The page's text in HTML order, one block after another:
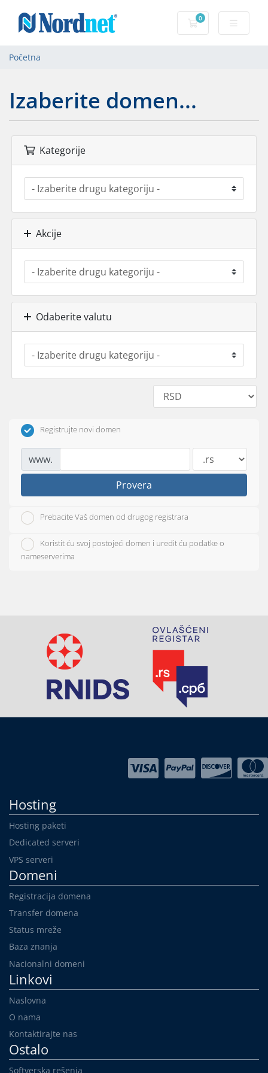
0
korpa
Početna
Izaberite domen...
Kategorije
Akcije
Odaberite valutu
Registrujte novi domen
www.
Provera
Prebacite Vaš domen od drugog registrara
Koristit ću svoj postojeći domen i uredit ću podatke o
nameserverima
Hosting
Hosting paketi
Dedicated serveri
VPS serveri
Domeni
Registracija domena
Transfer domena
Status mreže
Baza znanja
Nacionalni domeni
Linkovi
Naslovna
O nama
Kontaktirajte nas
Ostalo
Softverska rešenja